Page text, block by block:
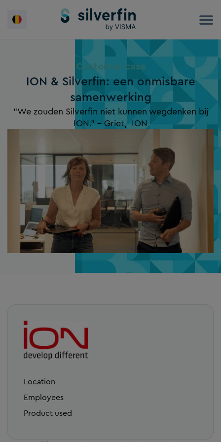
naar
Customer case
ION & Silverfin: een onmisbare
samenwerking
“We zouden Silverfin niet kunnen wegdenken bij
ION.” – Griet, ION
Location
Employees
Product used